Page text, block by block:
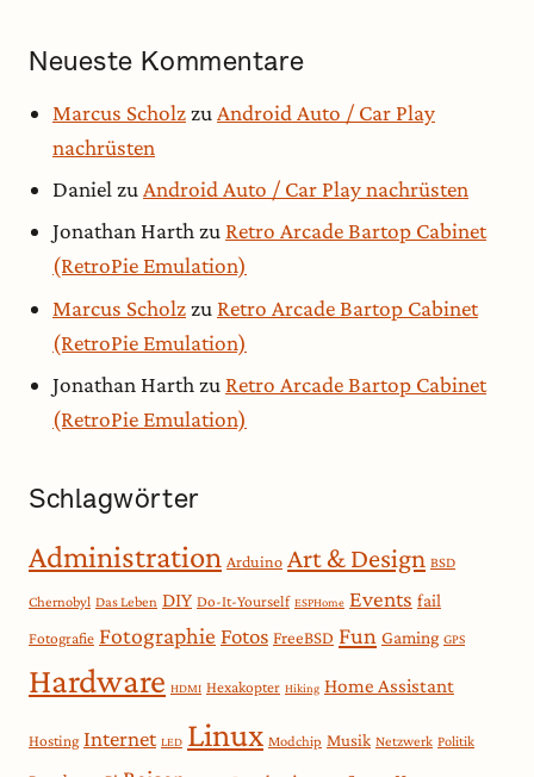
Neueste Kommentare
Marcus Scholzzu Android Auto / Car Play
nachrüsten
Daniel zu Android Auto / Car Play nachrüsten
Jonathan Harthzu Retro Arcade Bartop Cabinet
(RetroPie Emulation)
Marcus Scholzzu Retro Arcade Bartop Cabinet
(RetroPie Emulation)
Jonathan Harthzu Retro Arcade Bartop Cabinet
(RetroPie Emulation)
Schlagwörter
Administration Arduino Art & Design BSD
Chernobyl Das Leben DIY Do-It-Yourself ESPHome Events fail
Fotografie Fotographie Fotos FreeBSD Fun Gaming GPS
Hardware HDMI Hexakopter Hiking Home Assistant
Hosting Internet LED Linux Modchip Musik Netzwerk Politik